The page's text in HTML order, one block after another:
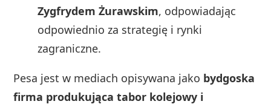
Zygfrydem Żurawskim, odpowiadając
odpowiednio za strategię i rynki
zagraniczne.
Pesa jest w mediach opisywana jako bydgoska
firma produkująca tabor kolejowy i